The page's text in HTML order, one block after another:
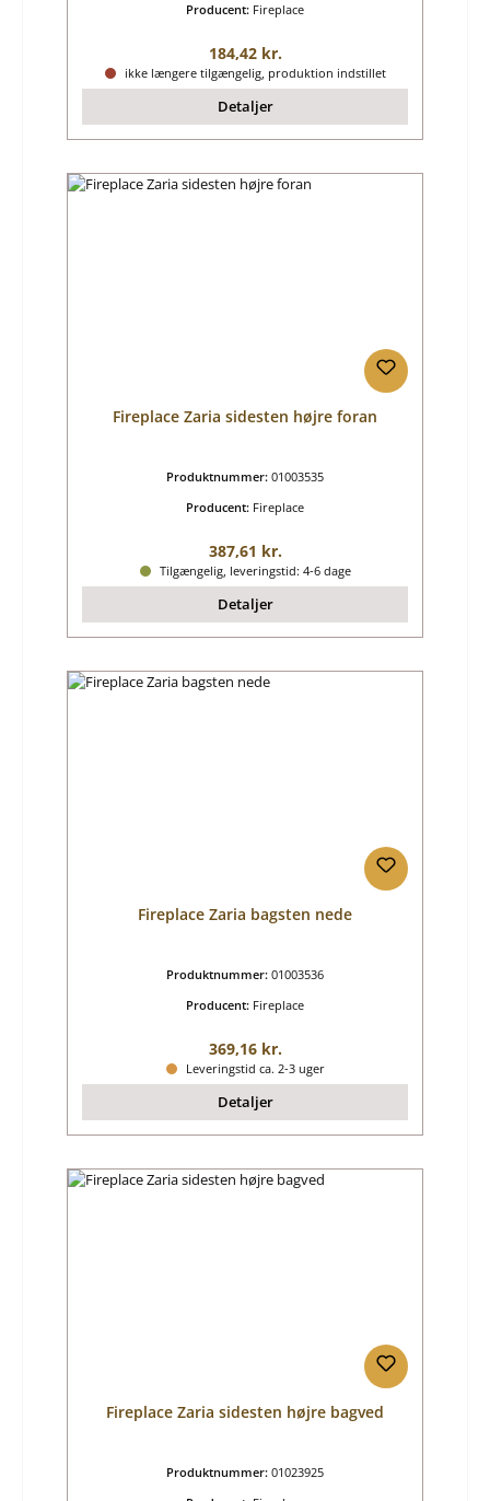
Producent: Fireplace
Almindelig pris:
184,42 kr.
ikke længere tilgængelig, produktion indstillet
Detaljer
Fireplace Zaria sidesten højre foran
Produktnummer: 01003535
Producent: Fireplace
Almindelig pris:
387,61 kr.
Tilgængelig, leveringstid: 4-6 dage
Detaljer
Fireplace Zaria bagsten nede
Produktnummer: 01003536
Producent: Fireplace
Almindelig pris:
369,16 kr.
Leveringstid ca. 2-3 uger
Detaljer
Fireplace Zaria sidesten højre bagved
Produktnummer: 01023925